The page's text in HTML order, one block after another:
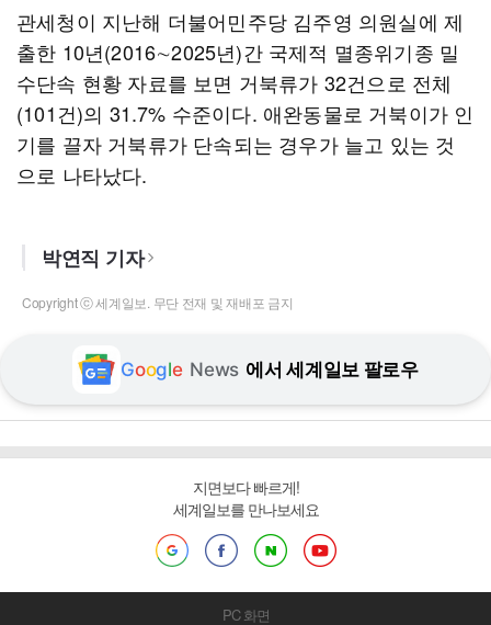
관세청이 지난해 더불어민주당 김주영 의원실에 제
출한 10년(2016∼2025년)간 국제적 멸종위기종 밀
수단속 현황 자료를 보면 거북류가 32건으로 전체
(101건)의 31.7% 수준이다. 애완동물로 거북이가 인
기를 끌자 거북류가 단속되는 경우가 늘고 있는 것
으로 나타났다.
박연직 기자
Copyright ⓒ 세계일보. 무단 전재 및 재배포 금지
Google News 에서 세계일보 팔로우
지면보다 빠르게!
세계일보를 만나보세요
PC 화면